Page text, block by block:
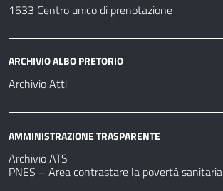
1533 Centro unico di prenotazione
ARCHIVIO ALBO PRETORIO
Archivio Atti
AMMINISTRAZIONE TRASPARENTE
Archivio ATS
PNES – Area contrastare la povertà sanitaria